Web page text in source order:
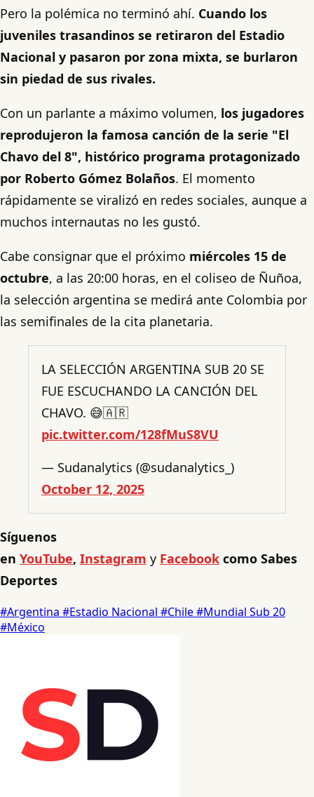
Pero la polémica no terminó ahí. Cuando los
juveniles trasandinos se retiraron del Estadio
Nacional y pasaron por zona mixta, se burlaron
sin piedad de sus rivales.
Con un parlante a máximo volumen, los jugadores
reprodujeron la famosa canción de la serie "El
Chavo del 8", histórico programa protagonizado
por Roberto Gómez Bolaños. El momento
rápidamente se viralizó en redes sociales, aunque a
muchos internautas no les gustó.
Cabe consignar que el próximo miércoles 15 de
octubre, a las 20:00 horas, en el coliseo de Ñuñoa,
la selección argentina se medirá ante Colombia por
las semifinales de la cita planetaria.
LA SELECCIÓN ARGENTINA SUB 20 SE
FUE ESCUCHANDO LA CANCIÓN DEL
CHAVO. 😅🇦🇷
pic.twitter.com/128fMuS8VU
— Sudanalytics (@sudanalytics_)
October 12, 2025
Síguenos
en YouTube, Instagram y Facebook como Sabes
Deportes
#Argentina #Estadio Nacional #Chile#Mundial Sub 20
#México